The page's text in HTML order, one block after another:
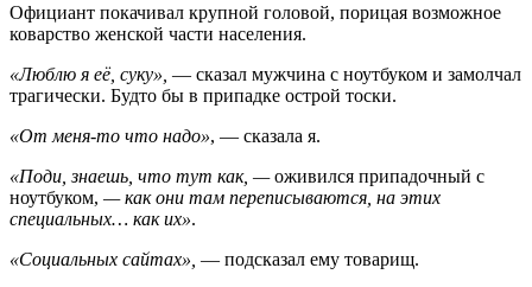
Официант покачивал крупной головой, порицая возможное
коварство женской части населения.
«Люблю я её, суку», — сказал мужчина с ноутбуком и замолчал
трагически. Будто бы в припадке острой тоски.
«От меня-то что надо», — сказала я.
«Поди, знаешь, что тут как, —оживился припадочный с
ноутбуком, — как они там переписываются, на этих
специальных… как их».
«Социальных сайтах», — подсказал ему товарищ.